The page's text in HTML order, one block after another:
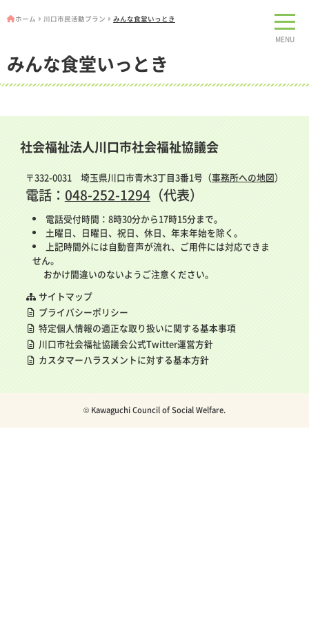
MENU
ホーム 川口市民活動プラン みんな食堂いっとき
みんな食堂いっとき
社会福祉法人川口市社会福祉協議会
〒332-0031 埼玉県川口市青木3丁目3番1号（事務所への地図）
電話： 048-252-1294（代表）
電話受付時間：8時30分から17時15分まで。
土曜日、日曜日、祝日、休日、年末年始を除く。
上記時間外には自動音声が流れ、ご用件には対応できま
せん。
おかけ間違いのないようご注意ください。
サイトマップ
プライバシーポリシー
特定個人情報の適正な取り扱いに関する基本事項
川口市社会福祉協議会公式Twitter運営方針
カスタマーハラスメントに対する基本方針
© Kawaguchi Council of Social Welfare.